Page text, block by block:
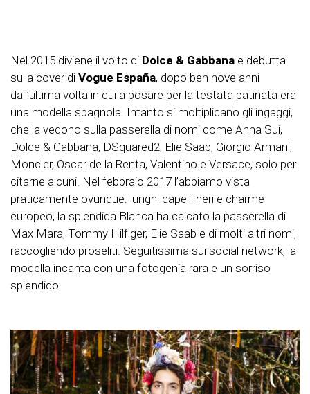
Nel 2015 diviene il volto di Dolce & Gabbana e debutta
sulla cover di Vogue España, dopo ben nove anni
dall’ultima volta in cui a posare per la testata patinata era
una modella spagnola. Intanto si moltiplicano gli ingaggi,
che la vedono sulla passerella di nomi come Anna Sui,
Dolce & Gabbana, DSquared2, Elie Saab, Giorgio Armani,
Moncler, Oscar de la Renta, Valentino e Versace, solo per
citarne alcuni. Nel febbraio 2017 l’abbiamo vista
praticamente ovunque: lunghi capelli neri e charme
europeo, la splendida Blanca ha calcato la passerella di
Max Mara, Tommy Hilfiger, Elie Saab e di molti altri nomi,
raccogliendo proseliti. Seguitissima sui social network, la
modella incanta con una fotogenia rara e un sorriso
splendido.